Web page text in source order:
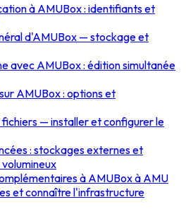
à AMUBox : identifiants et
d'AMUBox — stockage et
avec AMUBox : édition simultanée
AMUBox : options et
fichiers — installer et configurer le
: stockages externes et
à AMUBox à AMU
et connaître l'infrastructure